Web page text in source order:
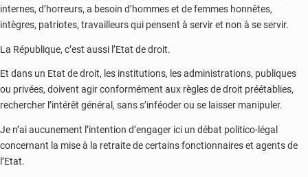
internes, d’horreurs, a besoin d’hommes et de femmes honnêtes,
intègres, patriotes, travailleurs qui pensent à servir et non à se servir.
La République, c’est aussi l’Etat de droit.
Et dans un Etat de droit, les institutions, les administrations, publiques
ou privées, doivent agir conformément aux règles de droit préétablies,
rechercher l’intérêt général, sans s’inféoder ou se laisser manipuler.
Je n’ai aucunement l’intention d’engager ici un débat politico-légal
concernant la mise à la retraite de certains fonctionnaires et agents de
l’Etat.